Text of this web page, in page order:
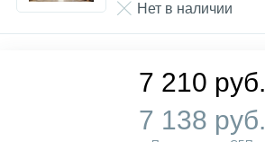
Нет в наличии
7 210 руб.
7 138 руб.